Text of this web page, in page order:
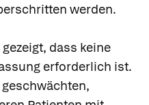
werden.
dass keine
erforderlich ist.